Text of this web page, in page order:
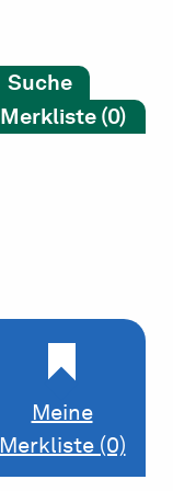
Suche
Merkliste (0)
Meine
Merkliste (0)